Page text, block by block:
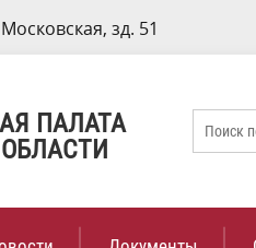
зд. 51
ПАЛАТА